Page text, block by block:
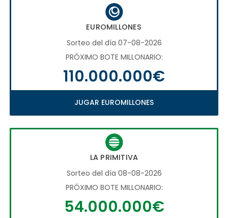
EUROMILLONES
Sorteo del día 07-08-2026
PRÓXIMO BOTE MILLONARIO:
110.000.000€
JUGAR EUROMILLONES
LA PRIMITIVA
Sorteo del día 08-08-2026
PRÓXIMO BOTE MILLONARIO:
54.000.000€